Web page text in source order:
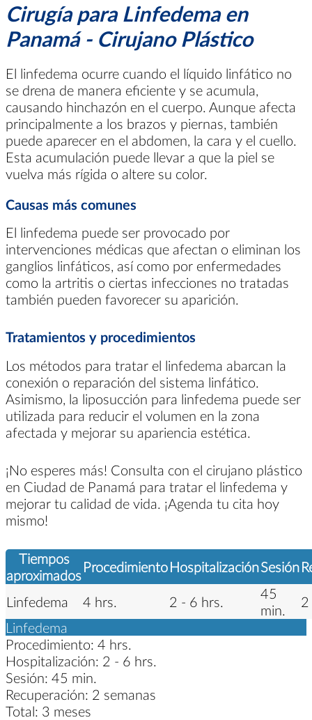
Cirugía para Linfedema en
Panamá - Cirujano Plástico
El linfedema ocurre cuando el líquido linfático no
se drena de manera eficiente y se acumula,
causando hinchazón en el cuerpo. Aunque afecta
principalmente a los brazos y piernas, también
puede aparecer en el abdomen, la cara y el cuello.
Esta acumulación puede llevar a que la piel se
vuelva más rígida o altere su color.
Causas más comunes
El linfedema puede ser provocado por
intervenciones médicas que afectan o eliminan los
ganglios linfáticos, así como por enfermedades
como la artritis o ciertas infecciones no tratadas
también pueden favorecer su aparición.
Tratamientos y procedimientos
Los métodos para tratar el linfedema abarcan la
conexión o reparación del sistema linfático.
Asimismo, la liposucción para linfedema puede ser
utilizada para reducir el volumen en la zona
afectada y mejorar su apariencia estética.
¡No esperes más! Consulta con el cirujano plástico
en Ciudad de Panamá para tratar el linfedema y
mejorar tu calidad de vida. ¡Agenda tu cita hoy
mismo!
Tiempos
aproximadosProcedimientoHospitalizaciónSesión
Linfedema 4 hrs. 2 - 6 hrs.
45
min.
2
Linfedema
Procedimiento: 4 hrs.
Hospitalización: 2 - 6 hrs.
Sesión: 45 min.
Recuperación: 2 semanas
Total: 3 meses